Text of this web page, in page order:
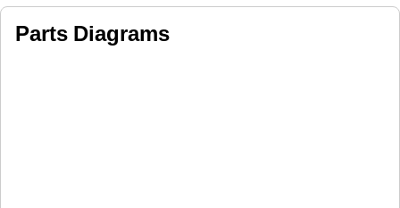
Parts Diagrams